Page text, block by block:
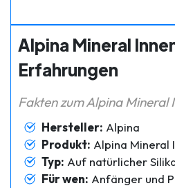
Alpina Mineral
Erfahrungen
Fakten zum Alpina Mineral
Hersteller: Alpina
Produkt: Alpina Mineral
Typ: Auf natürlicher
Für wen: Anfänger und